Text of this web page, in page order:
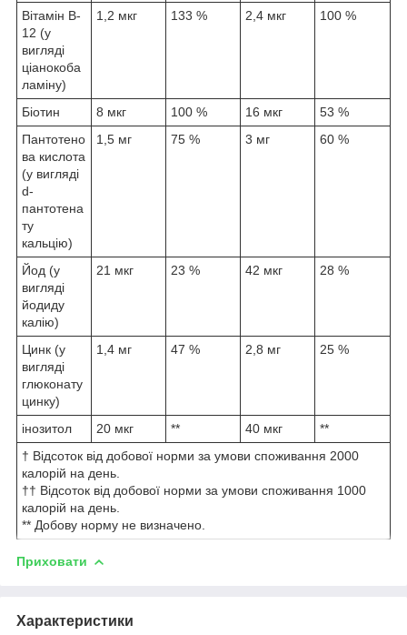
Вітамін B-
12 (у
вигляді
ціанокоба
ламіну)
1,2 мкг 133 % 2,4 мкг 100 %
Біотин 8 мкг 100 % 16 мкг
53 %
Пантотено
ва кислота
(у вигляді
d-
пантотена
ту
кальцію)
1,5 мг 75 % 3 мг 60 %
Йод (у
вигляді
йодиду
калію)
21 мкг 23 % 42 мкг 28 %
Цинк (у
вигляді
глюконату
цинку)
1,4 мг 47 % 2,8 мг 25 %
інозитол 20 мкг ** 40 мкг
**
† Відсоток від добової норми за умови споживання 2000
калорій на день.
†† Відсоток від добової норми за умови споживання 1000
калорій на день.
** Добову норму не визначено.
Приховати
Характеристики